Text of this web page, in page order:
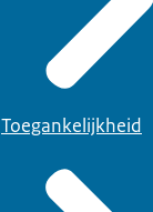
Toegankelijkheid